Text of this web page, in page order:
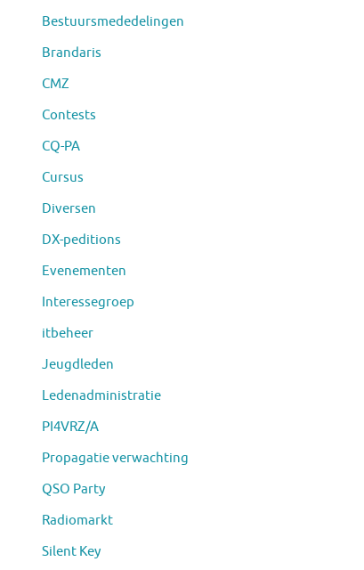
Bestuursmededelingen
Brandaris
CMZ
Contests
CQ-PA
Cursus
Diversen
DX-peditions
Evenementen
Interessegroep
itbeheer
Jeugdleden
Ledenadministratie
PI4VRZ/A
Propagatie verwachting
QSO Party
Radiomarkt
Silent Key